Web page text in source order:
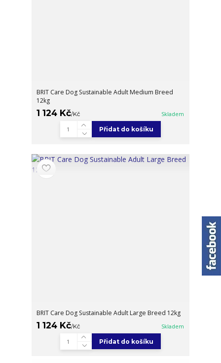
BRIT Care Dog Sustainable Adult Medium Breed
12kg
1 124 Kč/Kč Skladem
Přidat do košíku
BRIT Care Dog Sustainable Adult Large Breed 12kg
1 124 Kč/Kč Skladem
Přidat do košíku